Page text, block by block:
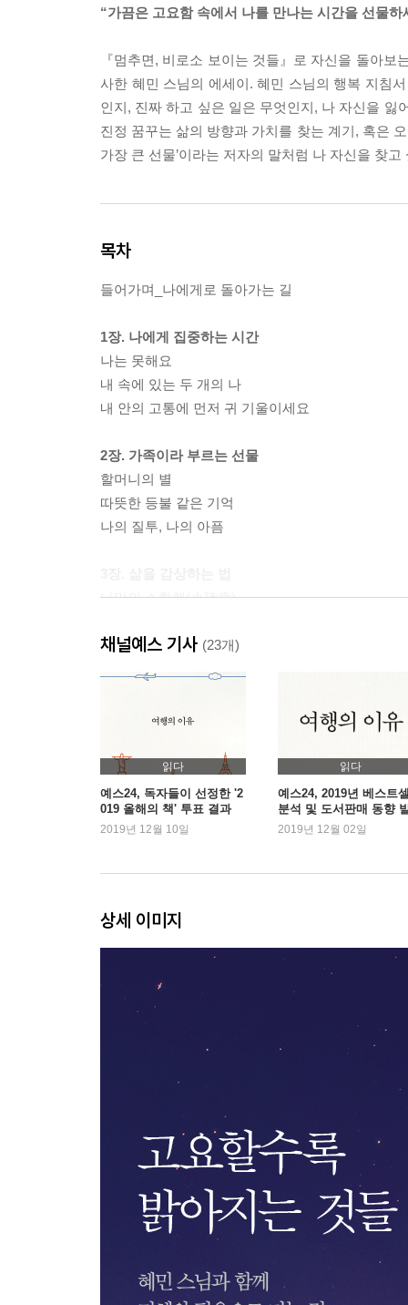
“가끔은 고요함 속에서 나를 만나는 시간을 선물하
『멈추면, 비로소 보이는 것들』로 자신을 돌아
사한 혜민 스님의 에세이. 혜민 스님의 행복 지침
인지, 진짜 하고 싶은 일은 무엇인지, 나 자신을 잃
진정 꿈꾸는 삶의 방향과 가치를 찾는 계기, 혹은
가장 큰 선물’이라는 저자의 말처럼 나 자신을 찾
목차
들어가며_나에게로 돌아가는 길
1장. 나에게 집중하는 시간
나는 못해요
내 속에 있는 두 개의 나
내 안의 고통에 먼저 귀 기울이세요
2장. 가족이라 부르는 선물
할머니의 별
따뜻한 등불 같은 기억
나의 질투, 나의 아픔
나만의 소확행(小確幸)
구하는 마음이 쉴 때
삶에 힘이 되는 존재
봄날은 간다
5장. 외로움에 관한 생각
우리가 외로운 이유
6장. 마음을 닦는다는 것
같이 잘 사는 법
깨어있는 고요, 투명한 침묵
채널예스 기사 (23개)
읽다
예스24, 독자들이 선정한 '2
019 올해의 책' 투표 결과
발표
2019년 12월 10일
읽다
예스24, 2019년 베스트
분석 및 도서판매 동향
2019년 12월 02일
상세 이미지